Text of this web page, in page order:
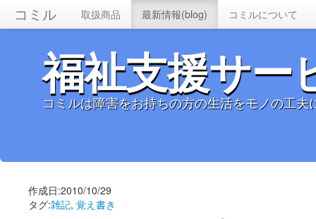
コミル 取扱商品 最新情報(blog) コミルについて
福祉支援サ
コミルは障害をお持ちの方の生活をモノの工
作成日:2010/10/29
タグ:雑記, 覚え書き